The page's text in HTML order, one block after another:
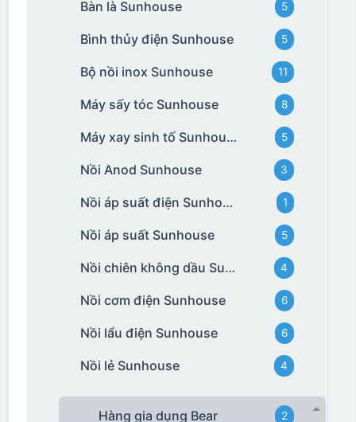
Bàn là Sunhouse 5
Bình thủy điện Sunhouse 5
Bộ nồi inox Sunhouse 11
Máy sấy tóc Sunhouse 8
Máy xay sinh tố Sunhouse 5
Nồi Anod Sunhouse 3
Nồi áp suất điện Sunhouse 1
Nồi áp suất Sunhouse 5
Nồi chiên không dầu Sunhouse 4
Nồi cơm điện Sunhouse 6
Nồi lẩu điện Sunhouse 6
Nồi lẻ Sunhouse 4
Hàng gia dụng Bear 2